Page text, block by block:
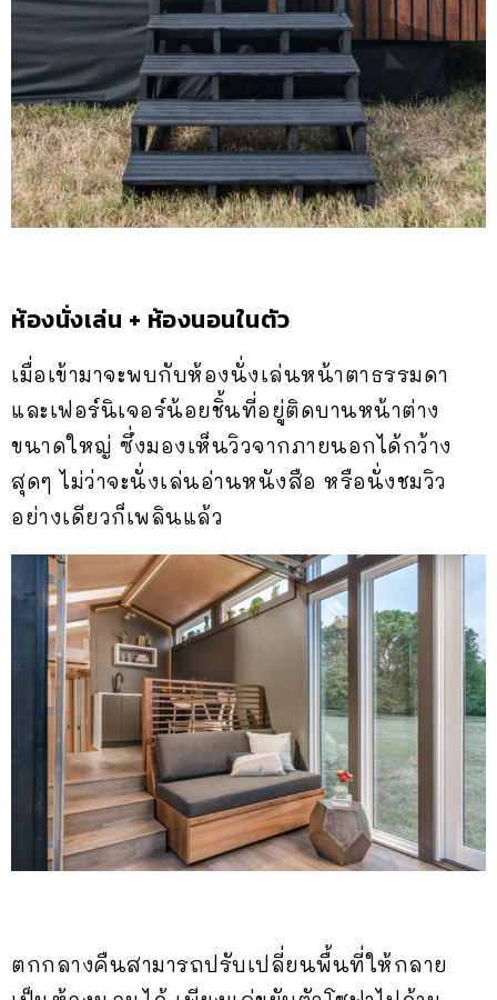
ห้องนั่งเล่น + ห้องนอนในตัว
เมื่อเข้ามาจะพบกับห้องนั่งเล่นหน้าตาธรรมดา
และเฟอร์นิเจอร์น้อยชิ้นที่อยู่ติดบานหน้าต่าง
ขนาดใหญ่ ซึ่งมองเห็นวิวจากภายนอกได้กว้าง
สุดๆ ไม่ว่าจะนั่งเล่นอ่านหนังสือ หรือนั่งชมวิว
อย่างเดียวก็เพลินแล้ว
ตกกลางคืนสามารถปรับเปลี่ยนพื้นที่ให้กลาย